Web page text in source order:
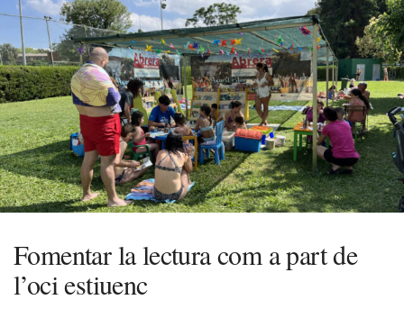
Fomentar la lectura com a part de
l’oci estiuenc